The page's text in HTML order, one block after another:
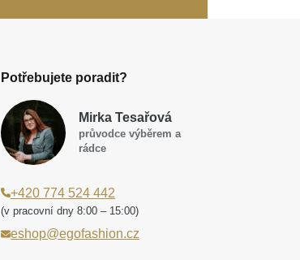
Potřebujete poradit?
Mirka Tesařová
průvodce výběrem a
rádce
+420 774 524 442
(v pracovní dny 8:00 – 15:00)
eshop@egofashion.cz